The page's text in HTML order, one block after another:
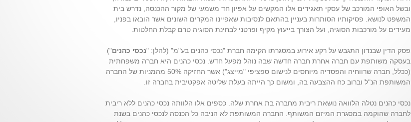
ובשל האופי המורכב של עסקי תאגידים אלו המקשים על אפיון חד משמעי של מקור ההכנסה, נדרש בית
המשפט לנושא. פסיקותיו הסותרות בעניין בהתאם לנסיבות שאפיינו המקרים השונים אשר הובאו בפניו,
מעידים על מורכבות הסוגיה, ועל הצורך בייעוץ מקיף ופרטני לבחינת הסוגיה טרם קבלת החלטות.
פסק הדין שבנדון התגבש על רקע אירוע במסגרתו הקימה חברת "נכסי כהנים בע"מ" (להלן: "נכסי כהנים")
בעסקה משותפת עם חברה אחרת חברה חדשה שבה נוהל מפעל חדש. נכסי כהנים היא חברה משפחתית
(ככלל, חברה שרווחיה והפסדיה מיוחסים לנישום ספציפי "מייצג") אשר החזיקה 50% מהמניות של החברה
המשותפת הנ"ל וברוב כח ההצבעה בה, ומשום כך הייתה בעלת שליטה אפקטיבית בחברה זו.
נכסי כהנים נטלה הלוואה נושאת ריבית מחברה בת אחרת שלה. כספים אלו הלוותה נכסי כהנים ללא ריבית
לחברה שהוקמה במסגרת המיזם המשותף. החברה המשותפת לא הניבה כל הכנסה לנכסי כהנים בשנת